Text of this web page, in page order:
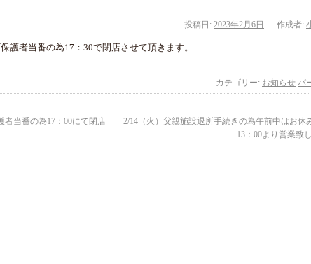
投稿日: 2023年2月6日 作成者:
護者当番の為17：30で閉店させて頂きます。
カテゴリー: お知らせ パ
当番の為17：00にて閉店
2/14（火）父親施設退所手続きの為午前中はお休
13：00より営業致